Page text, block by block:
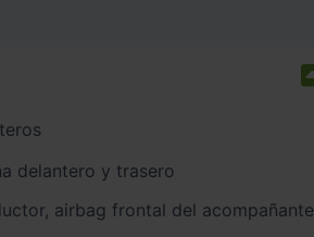
delantero y trasero